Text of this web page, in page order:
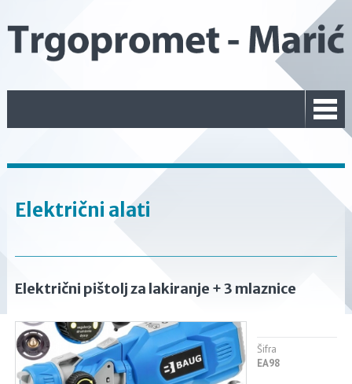
Električni alati
Električni pištolj za lakiranje + 3 mlaznice
Šifra
EA98